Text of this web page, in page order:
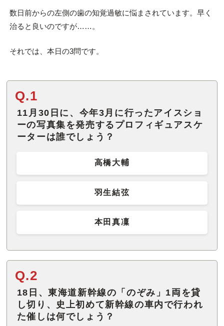
数日前からの左側の歯の知覚過敏に悩まされています。早く
治ると良いのですが……。
それでは、本日の3問です。
Q.1
11月30日に、今年3月に行ったアイスショ
ーの写真集を発売するプロフィギュアスケ
ーターは誰でしょう？
高橋大輔
羽生結弦
本田真凜
Q.2
18日、東海道新幹線の「のぞみ」1両を貸
し切り、史上初めて新幹線の車内で行われ
た催しは何でしょう？